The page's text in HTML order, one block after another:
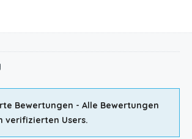
Bewertungen - Alle Bewertungen
verifizierten Users.